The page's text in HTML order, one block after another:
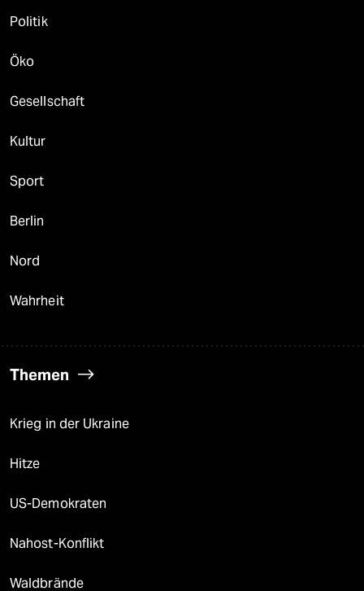
Politik
Öko
Gesellschaft
Kultur
Sport
Berlin
Nord
Wahrheit
Themen
Krieg in der Ukraine
Hitze
US-Demokraten
Nahost-Konflikt
Waldbrände